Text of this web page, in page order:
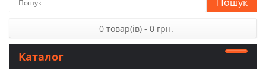
0 товар(ів) - 0 грн.
Каталог